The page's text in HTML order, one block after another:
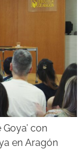
con
en Aragón